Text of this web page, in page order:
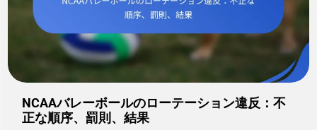
NCAAバレーボールのローテーション違反：不
正な順序、罰則、結果